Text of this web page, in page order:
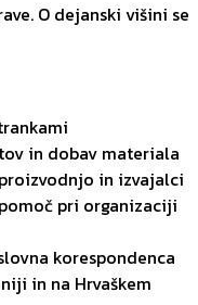
O dejanski višini se
in dobav materiala
in izvajalci
pri organizaciji
korespondenca
in na Hrvaškem